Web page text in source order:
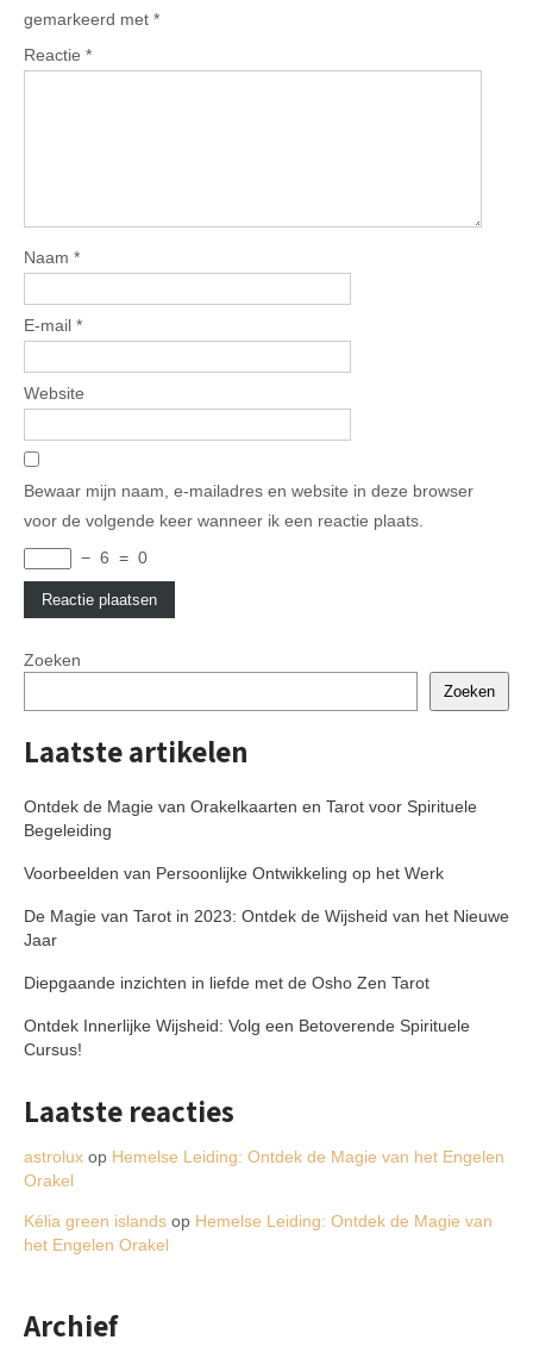
gemarkeerd met *
Reactie *
Naam *
E-mail *
Website
Bewaar mijn naam, e-mailadres en website in deze browser
voor de volgende keer wanneer ik een reactie plaats.
− 6 = 0
Zoeken
Zoeken
Laatste artikelen
Ontdek de Magie van Orakelkaarten en Tarot voor Spirituele
Begeleiding
Voorbeelden van Persoonlijke Ontwikkeling op het Werk
De Magie van Tarot in 2023: Ontdek de Wijsheid van het Nieuwe
Jaar
Diepgaande inzichten in liefde met de Osho Zen Tarot
Ontdek Innerlijke Wijsheid: Volg een Betoverende Spirituele
Cursus!
Laatste reacties
astrolux op Hemelse Leiding: Ontdek de Magie van het Engelen
Orakel
Kélia green islands op Hemelse Leiding: Ontdek de Magie van
het Engelen Orakel
Archief